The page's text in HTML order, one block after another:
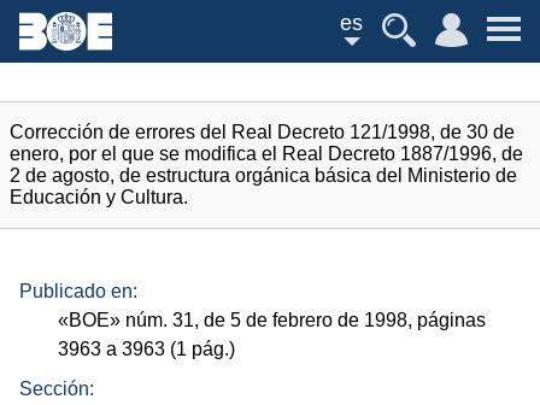
es
Corrección de errores del Real Decreto 121/1998, de 30 de
enero, por el que se modifica el Real Decreto 1887/1996, de
2 de agosto, de estructura orgánica básica del Ministerio de
Educación y Cultura.
Publicado en:
«BOE» núm. 31, de 5 de febrero de 1998, páginas
3963 a 3963 (1 pág.)
Sección: